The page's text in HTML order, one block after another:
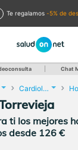
te regalamos -5% de
Chat
Cardiología
ti los mejores
desde 126 €